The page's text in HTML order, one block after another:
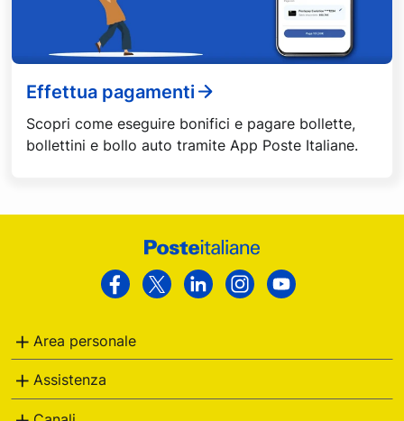
Effettua pagamenti
Scopri come eseguire bonifici e pagare bollette,
bollettini e bollo auto tramite App Poste Italiane.
Facebook
Twitter LinkedinInstagram
Area personale
Assistenza